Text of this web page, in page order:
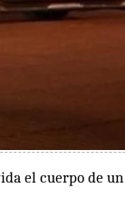
el cuerpo de